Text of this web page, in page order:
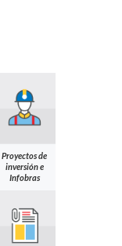
Proyectos de
inversión e
Infobras